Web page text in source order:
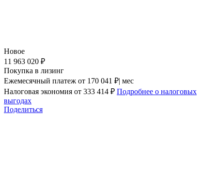
Новое
11 963 020 ₽
Покупка в лизинг
Ежемесячный платеж от 170 041 ₽| мес
Налоговая экономия от 333 414 ₽ Подробнее о налоговых
выгодах
Поделиться